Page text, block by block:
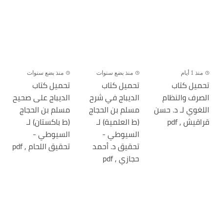
منذ 1 أيام
تحميل كتاب
الصرف والنظام
اللغوي لـ د. حسن
قراقيش , pdf
منذ بضع سنوات
تحميل كتاب
الديباج في شرح
مسلم بن الحجاج
(ط العلمية) لـ
السيوطي -
تحقيق د. أحمد
حجازي , pdf
منذ بضع سنوات
تحميل كتاب
الديباج على صحيح
مسلم بن الحجاج
(ط باكستان) لـ
السيوطي -
تحقيق اللحام , pdf